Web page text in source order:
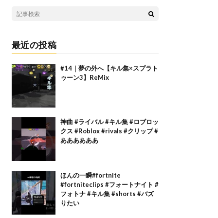
最近の投稿
#14｜夢の外へ【キル集×スプラト
ゥーン3】ReMix
神曲 #ライバル #キル集 #ロブロッ
クス #Roblox #rivals #クリップ #
ああああああ
ほんの一瞬#fortnite
#fortniteclips #フォートナイト #
フォトナ #キル集 #shorts #バズ
りたい